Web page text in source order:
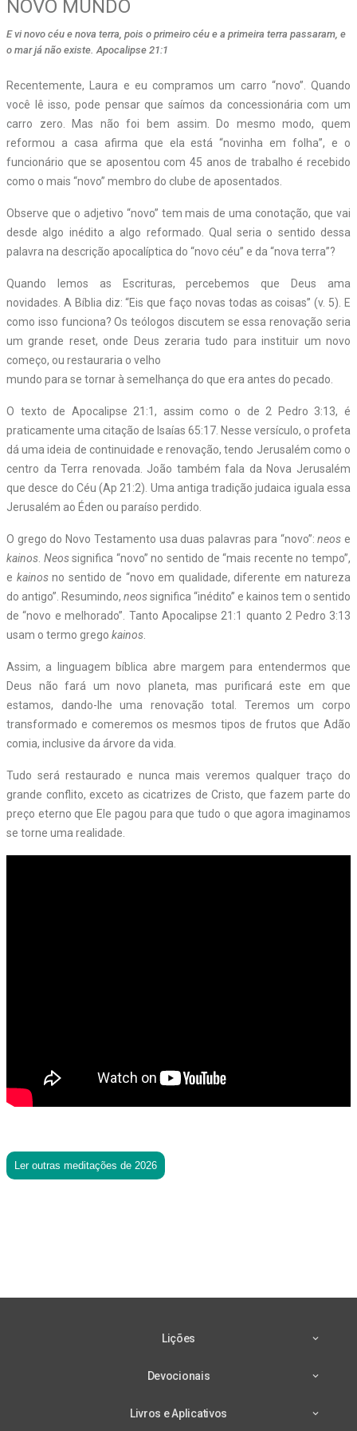
NOVO MUNDO
E vi novo céu e nova terra, pois o primeiro céu e a primeira terra passaram, e
o mar já não existe. Apocalipse 21:1
Recentemente, Laura e eu compramos um carro “novo”. Quando
você lê isso, pode pensar que saímos da concessionária com um
carro zero. Mas não foi bem assim. Do mesmo modo, quem
reformou a casa afirma que ela está “novinha em folha”, e o
funcionário que se aposentou com 45 anos de trabalho é recebido
como o mais “novo” membro do clube de aposentados.
Observe que o adjetivo “novo” tem mais de uma conotação, que vai
desde algo inédito a algo reformado. Qual seria o sentido dessa
palavra na descrição apocalíptica do “novo céu” e da “nova terra”?
Quando lemos as Escrituras, percebemos que Deus ama
novidades. A Bíblia diz: “Eis que faço novas todas as coisas” (v. 5). E
como isso funciona? Os teólogos discutem se essa renovação seria
um grande reset, onde Deus zeraria tudo para instituir um novo
começo, ou restauraria o velho
mundo para se tornar à semelhança do que era antes do pecado.
O texto de Apocalipse 21:1, assim como o de 2 Pedro 3:13, é
praticamente uma citação de Isaías 65:17. Nesse versículo, o profeta
dá uma ideia de continuidade e renovação, tendo Jerusalém como o
centro da Terra renovada. João também fala da Nova Jerusalém
que desce do Céu (Ap 21:2). Uma antiga tradição judaica iguala essa
Jerusalém ao Éden ou paraíso perdido.
O grego do Novo Testamento usa duas palavras para “novo”:neos e
kainos Neossignifica “novo” no sentido de “mais recente no tempo”,
e kainosno sentido de “novo em qualidade, diferente em natureza
do antigo”. Resumindo, neossignifica “inédito” e kainos tem o sentido
de “novo e melhorado”. Tanto Apocalipse 21:1 quanto 2 Pedro 3:13
usam o termo grego kainos
Assim, a linguagem bíblica abre margem para entendermos que
Deus não fará um novo planeta, mas purificará este em que
estamos, dando-lhe uma renovação total. Teremos um corpo
transformado e comeremos os mesmos tipos de frutos que Adão
comia, inclusive da árvore da vida.
Tudo será restaurado e nunca mais veremos qualquer traço do
grande conflito, exceto as cicatrizes de Cristo, que fazem parte do
preço eterno que Ele pagou para que tudo o que agora imaginamos
se torne uma realidade.
Ler outras meditações de 2026
Lições
Devocionais
Livros e Aplicativos